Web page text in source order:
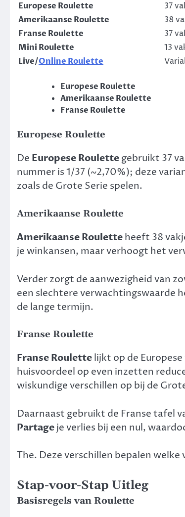
Europese Roulette 37
Amerikaanse Roulette
38
Franse Roulette
37
Mini Roulette
13
Live/Online Roulette
Europese Roulette
Amerikaanse Roulette
Franse Roulette
Europese Roulette
De Europese Roulettegebruikt 37
nummer is 1/37 (~2,70%); deze
zoals de Grote Serie spelen.
Amerikaanse Roulette
Amerikaanse Rouletteheeft 38
je winkansen, maar verhoogt het
Verder zorgt de aanwezigheid van
een slechtere verwachtingswaarde
de lange termijn.
Franse Roulette
Franse Roulettelijkt op de
huisvoordeel op even inzetten
wiskundige verschillen op bij de
Daarnaast gebruikt de Franse tafel
Partageje verlies bij een nul,
The. Deze verschillen bepalen
Stap-voor-Stap Uitleg
Basisregels van Roulette